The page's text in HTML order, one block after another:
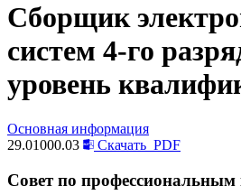
Сборщик
систем 4-го
уровень
Основная информация
29.01000.03
Скачать PDF
Совет по